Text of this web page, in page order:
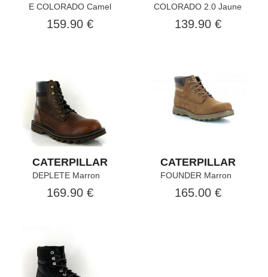
E COLORADO Camel
159.90 €
COLORADO 2.0 Jaune
139.90 €
CATERPILLAR
DEPLETE Marron
169.90 €
CATERPILLAR
FOUNDER Marron
165.00 €